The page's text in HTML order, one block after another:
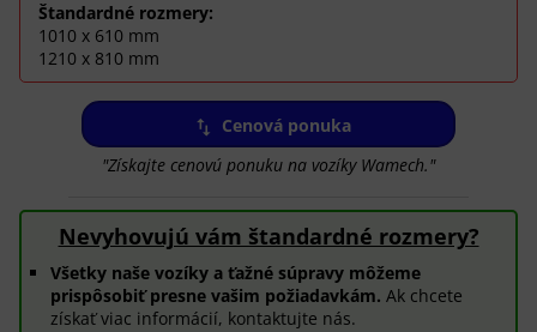
Štandardné rozmery:
1010 x 610 mm
1210 x 810 mm
Cenová ponuka
"Získajte cenovú ponuku na vozíky Wamech."
Nevyhovujú vám štandardné rozmery?
Všetky naše vozíky a ťažné súpravy môžeme
prispôsobiť presne vašim požiadavkám. Ak chcete
získať viac informácií, kontaktujte nás.